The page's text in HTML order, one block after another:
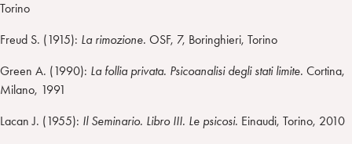
Torino
Freud S. (1915): La rimozione. OSF, 7, Boringhieri, Torino
Green A. (1990): La follia privata. Psicoanalisi degli stati limite. Cortina,
Milano, 1991
Lacan J. (1955): Il Seminario. Libro III. Le psicosi. Einaudi, Torino, 2010